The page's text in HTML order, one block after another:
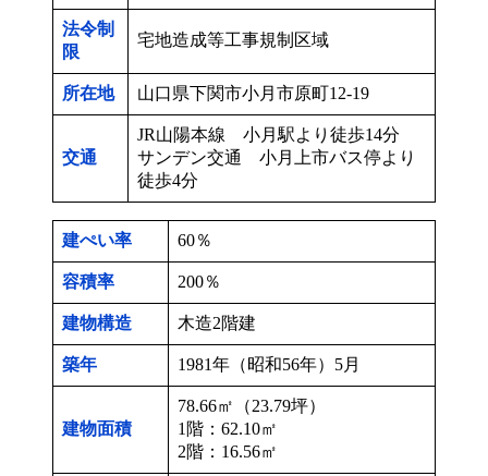
法令制
限
宅地造成等工事規制区域
所在地 山口県下関市小月市原町12-19
交通
JR山陽本線 小月駅より徒歩14分
サンデン交通 小月上市バス停より
徒歩4分
建ぺい率 60％
容積率 200％
建物構造 木造2階建
築年 1981年（昭和56年）5月
建物面積
78.66㎡（23.79坪）
1階：62.10㎡
2階：16.56㎡